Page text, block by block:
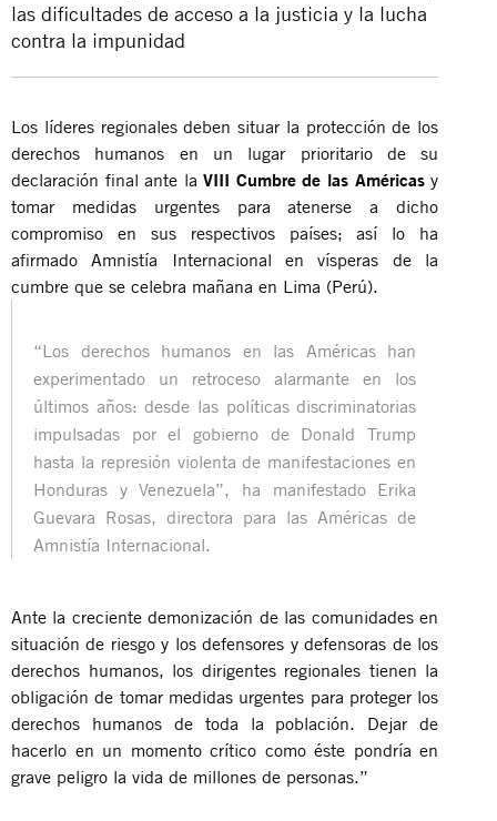
las dificultades de acceso a la justicia y la lucha
contra la impunidad
Los líderes regionales deben situar la protección de los
derechos humanos en un lugar prioritario de su
declaración final ante laVIII Cumbre de las Américasy
tomar medidas urgentes para atenerse a dicho
compromiso en sus respectivos países; así lo ha
afirmado Amnistía Internacional en vísperas de la
cumbre que se celebra mañana en Lima (Perú).
“Los derechos humanos en las Américas han
experimentado un retroceso alarmante en los
últimos años: desde las políticas discriminatorias
impulsadas por el gobierno de Donald Trump
hasta la represión violenta de manifestaciones en
Honduras y Venezuela”, ha manifestado Erika
Guevara Rosas, directora para las Américas de
Amnistía Internacional.
Ante la creciente demonización de las comunidades en
situación de riesgo y los defensores y defensoras de los
derechos humanos, los dirigentes regionales tienen la
obligación de tomar medidas urgentes para proteger los
derechos humanos de toda la población. Dejar de
hacerlo en un momento crítico como éste pondría en
grave peligro la vida de millones de personas.”